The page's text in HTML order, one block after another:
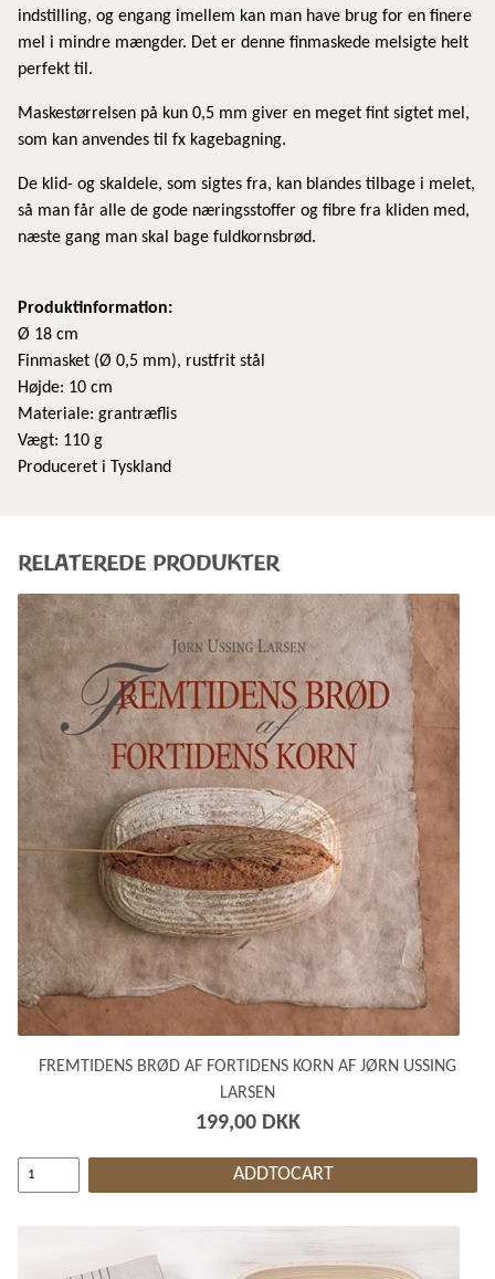
indstilling, og engang imellem kan man have brug for en finere
mel i mindre mængder. Det er denne finmaskede melsigte helt
perfekt til.
Maskestørrelsen på kun 0,5 mm giver en meget fint sigtet mel,
som kan anvendes til fx kagebagning.
De klid- og skaldele, som sigtes fra, kan blandes tilbage i melet,
så man får alle de gode næringsstoffer og fibre fra kliden med,
næste gang man skal bage fuldkornsbrød.
Produktinformation:
Ø 18 cm
Finmasket (Ø 0,5 mm), rustfrit stål
Højde: 10 cm
Materiale: grantræflis
Vægt: 110 g
Produceret i Tyskland
RELATEREDE PRODUKTER
FREMTIDENS BRØD AF FORTIDENS KORN AF JØRN USSING
LARSEN
199,00 DKK
ADDTOCART